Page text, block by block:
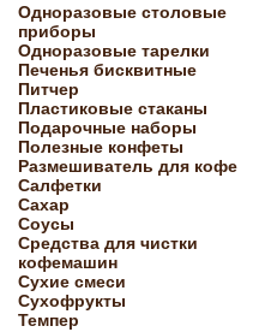
Одноразовые столовые
приборы
Одноразовые тарелки
Печенья бисквитные
Питчер
Пластиковые стаканы
Подарочные наборы
Полезные конфеты
Размешиватель для кофе
Салфетки
Сахар
Соусы
Средства для чистки
кофемашин
Сухие смеси
Сухофрукты
Темпер